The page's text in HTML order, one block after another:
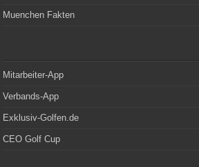
Muenchen Fakten
Mitarbeiter-App
Verbands-App
Exklusiv-Golfen.de
CEO Golf Cup